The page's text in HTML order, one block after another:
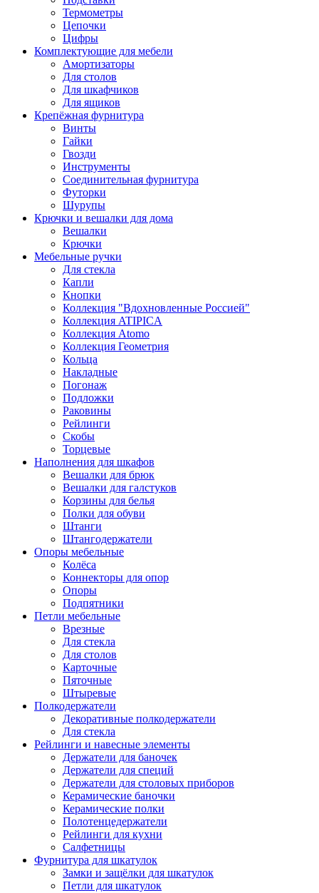
Термометры
Цепочки
Цифры
Комплектующие для мебели
Амортизаторы
Для столов
Для шкафчиков
Для ящиков
Крепёжная фурнитура
Винты
Гайки
Гвозди
Инструменты
Соединительная фурнитура
Футорки
Шурупы
Крючки и вешалки для дома
Вешалки
Крючки
Мебельные ручки
Для стекла
Капли
Кнопки
Коллекция "Вдохновленные Россией"
Коллекция ATIPICA
Коллекция Atomo
Коллекция Геометрия
Кольца
Накладные
Погонаж
Подложки
Раковины
Рейлинги
Скобы
Торцевые
Наполнения для шкафов
Вешалки для брюк
Вешалки для галстуков
Корзины для белья
Полки для обуви
Штанги
Штангодержатели
Опоры мебельные
Колёса
Коннекторы для опор
Опоры
Подпятники
Петли мебельные
Врезные
Для стекла
Для столов
Карточные
Пяточные
Штыревые
Полкодержатели
Декоративные полкодержатели
Для стекла
Рейлинги и навесные элементы
Держатели для баночек
Держатели для специй
Держатели для столовых приборов
Керамические баночки
Керамические полки
Полотенцедержатели
Рейлинги для кухни
Салфетницы
Фурнитура для шкатулок
Замки и защёлки для шкатулок
Петли для шкатулок